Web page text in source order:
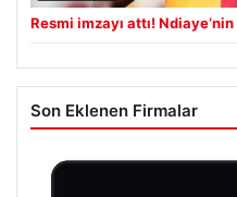
Resmi imzayı attı!
Son Eklenen Firmalar